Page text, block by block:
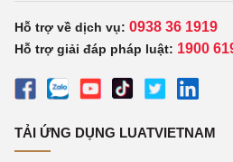
Hỗ trợ về dịch vụ: 0938 36 1919
Hỗ trợ giải đáp pháp luật: 1900
TẢI ỨNG DỤNG LUATVIETNAM